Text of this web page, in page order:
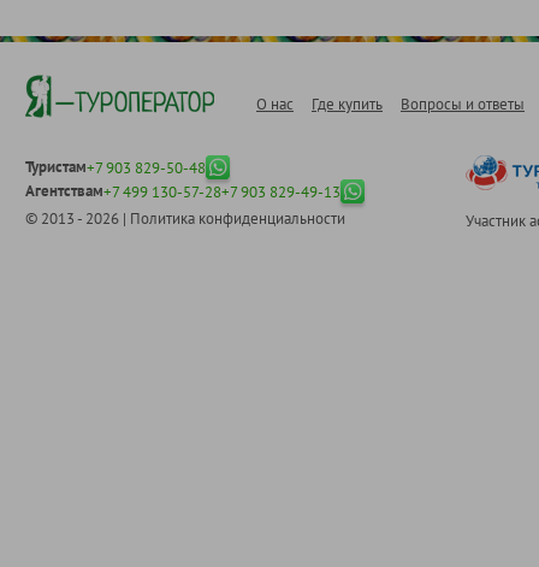
О нас Где купить Вопросы и ответы
Туристам+7 903 829-50-48
Агентствам+7 499 130-57-28+7 903 829-49-13
© 2013 - 2026 | Политика конфиденциальности Участник